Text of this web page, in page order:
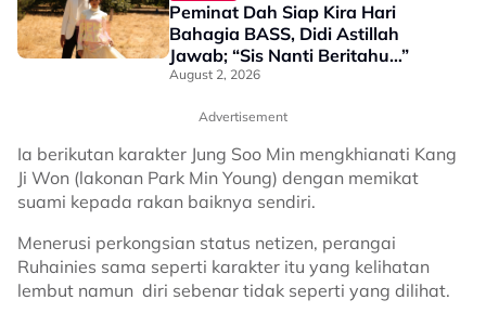
Peminat Dah Siap Kira Hari
Bahagia BASS, Didi Astillah
Jawab; “Sis Nanti Beritahu…”
August 2, 2026
Advertisement
Ia berikutan karakter Jung Soo Min mengkhianati Kang
Ji Won (lakonan Park Min Young) dengan memikat
suami kepada rakan baiknya sendiri.
Menerusi perkongsian status netizen, perangai
Ruhainies sama seperti karakter itu yang kelihatan
lembut namun diri sebenar tidak seperti yang dilihat.